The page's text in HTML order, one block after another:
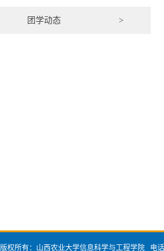
团学动态 >
版权所有：山西农业大学信息科学与工程学院 电话